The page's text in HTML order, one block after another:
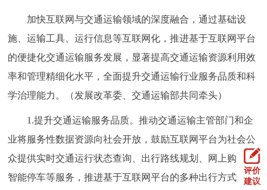
加快互联网与交通运输领域的深度融合，通过基础设
施、运输工具、运行信息等互联网化，推进基于互联网平台
的便捷化交通运输服务发展，显著提高交通运输资源利用效
率和管理精细化水平，全面提升交通运输行业服务品质和科
学治理能力。（发展改革委、交通运输部共同牵头）
1.提升交通运输服务品质。推动交通运输主管部门和企
业将服务性数据资源向社会开放，鼓励互联网平台为社会公
众提供实时交通运行状态查询、出行路线规划、网上购票、
智能停车等服务，推进基于互联网平台的多种出行方式信息
评价
建议